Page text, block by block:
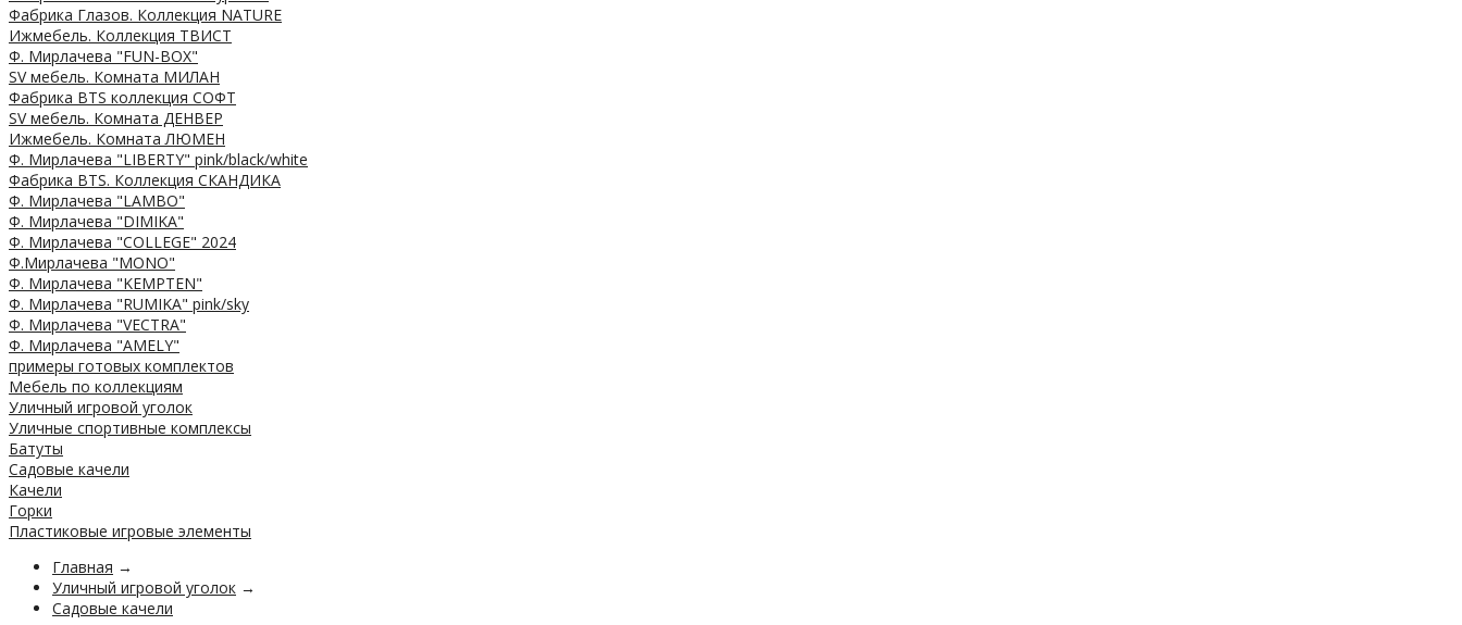
Фабрика Глазов. Коллекция NATURE
Ижмебель. Коллекция ТВИСТ
Ф. Мирлачева "FUN-BOX"
SV мебель. Комната МИЛАН
Фабрика BTS коллекция СОФТ
SV мебель. Комната ДЕНВЕР
Ижмебель. Комната ЛЮМЕН
Ф. Мирлачева "LIBERTY" pink/black/white
Фабрика BTS. Коллекция СКАНДИКА
Ф. Мирлачева "LAMBO"
Ф. Мирлачева "DIMIKA"
Ф. Мирлачева "COLLEGE" 2024
Ф.Мирлачева "MONO"
Ф. Мирлачева "KEMPTEN"
Ф. Мирлачева "RUMIKA" pink/sky
Ф. Мирлачева "VECTRA"
Ф. Мирлачева "AMELY"
примеры готовых комплектов
Мебель по коллекциям
Уличный игровой уголок
Уличные спортивные комплексы
Батуты
Садовые качели
Качели
Горки
Пластиковые игровые элементы
Главная →
Уличный игровой уголок →
Садовые качели